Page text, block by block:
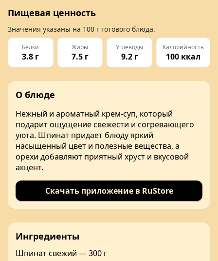
Пищевая ценность
Значения указаны на 100 г готового блюда.
Белки
3.8 г
Жиры
7.5 г
Углеводы
9.2 г
Калорийность
100 ккал
О блюде
Нежный и ароматный крем-суп, который
подарит ощущение свежести и согревающего
уюта. Шпинат придает блюду яркий
насыщенный цвет и полезные вещества, а
орехи добавляют приятный хруст и вкусовой
акцент.
Скачать приложение в RuStore
Ингредиенты
Шпинат свежий — 300 г